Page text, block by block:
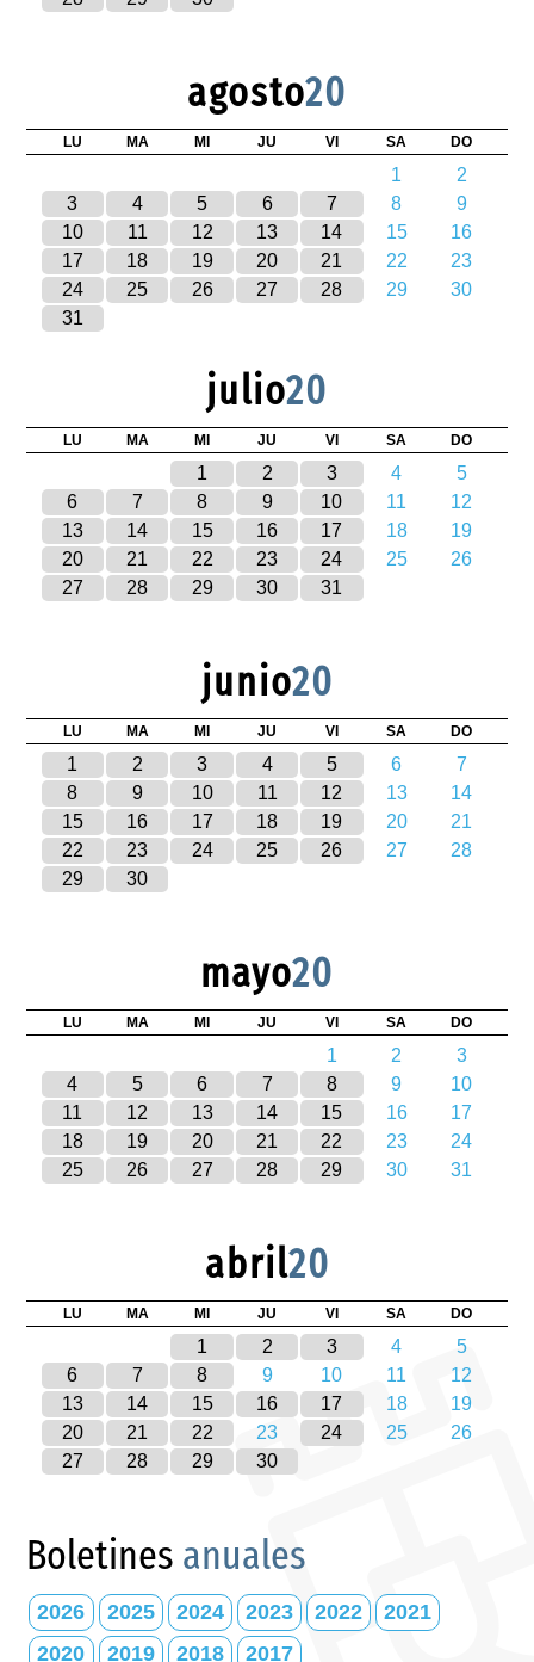
agosto20
LU MA MI JU VI SA DO
1
2
3
4 5 6 7 8
9
10
11 12 13 14 15
16
17
18 19 20 21 22
23
24
25 26 27 28 29
30
31
julio20
LU MA MI JU VI SA DO
1 2 3 4
5
6
7 8 9 10 11
12
13
14 15 16 17 18
19
20
21 22 23 24 25
26
27
28 29 30 31
junio20
LU MA MI JU VI SA DO
1 2 3 4 5 6
7
8
9 10 11 12 13
14
15
16 17 18 19 20
21
22
23 24 25 26 27
28
29
30
mayo20
LU MA MI JU VI SA DO
1 2
3
4
5 6 7 8 9
10
11
12 13 14 15 16
17
18
19 20 21 22 23
24
25
26 27 28 29 30 31
abril20
LU MA MI JU VI SA DO
1 2 3 4
5
6
7 8 9 10 11
12
13
14 15 16 17 18
19
20
21 22 23 24 25
26
27
28 29 30
Boletines anuales
2026 2025 2024 2023 2022
2021
2020
2019 2018 2017